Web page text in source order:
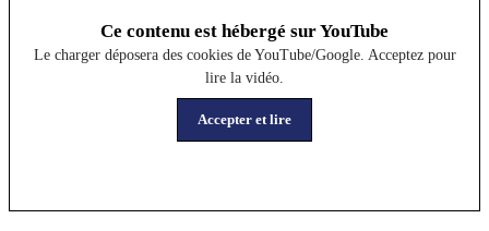
Ce contenu est hébergé sur YouTube
Le charger déposera des cookies de YouTube/Google. Acceptez pour
lire la vidéo.
Accepter et lire